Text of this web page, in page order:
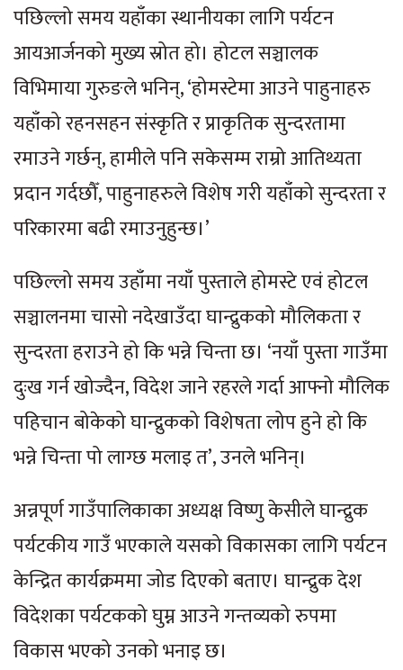
पछिल्लो समय यहाँका स्थानीयका लागि पर्यटन
आयआर्जनको मुख्य स्रोत हो। होटल सञ्चालक
विभिमाया गुरुङले भनिन्, ‘होमस्टेमा आउने पाहुनाहरु
यहाँको रहनसहन संस्कृति र प्राकृतिक सुन्दरतामा
रमाउने गर्छन्, हामीले पनि सकेसम्म राम्रो आतिथ्यता
प्रदान गर्दछौँ, पाहुनाहरुले विशेष गरी यहाँको सुन्दरता र
परिकारमा बढी रमाउनुहुन्छ।’
पछिल्लो समय उहाँमा नयाँ पुस्ताले होमस्टे एवं होटल
सञ्चालनमा चासो नदेखाउँदा घान्द्रुकको मौलिकता र
सुन्दरता हराउने हो कि भन्ने चिन्ता छ। ‘नयाँ पुस्ता गाउँमा
दुःख गर्न खोज्दैन, विदेश जाने रहरले गर्दा आफ्नो मौलिक
पहिचान बोकेको घान्द्रुकको विशेषता लोप हुने हो कि
भन्ने चिन्ता पो लाग्छ मलाइ त’, उनले भनिन्।
अन्नपूर्ण गाउँपालिकाका अध्यक्ष विष्णु केसीले घान्द्रुक
पर्यटकीय गाउँ भएकाले यसको विकासका लागि पर्यटन
केन्द्रित कार्यक्रममा जोड दिएको बताए। घान्द्रुक देश
विदेशका पर्यटकको घुम्न आउने गन्तव्यको रुपमा
विकास भएको उनको भनाइ छ।